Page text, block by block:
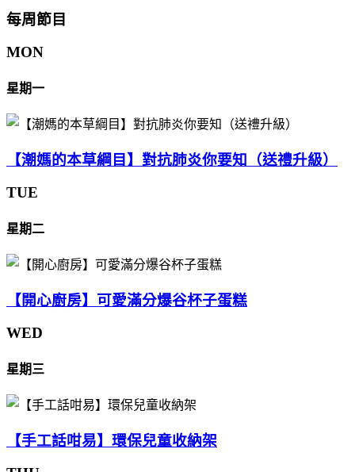
每周節目
MON
星期一
【潮媽的本草綱目】對抗肺炎你要知（送禮升級）
TUE
星期二
【開心廚房】可愛滿分爆谷杯子蛋糕
WED
星期三
【手工話咁易】環保兒童收納架